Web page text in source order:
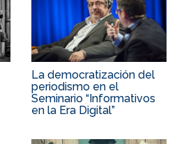
La democratización del
periodismo en el
Seminario “Informativos
en la Era Digital”